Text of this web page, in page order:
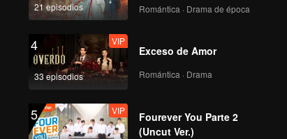
21 episodios Romántica · Drama de época
4
33 episodios
VIP
Exceso de Amor
Romántica · Drama
5 VIP
Fourever You Parte 2
(Uncut Ver.)